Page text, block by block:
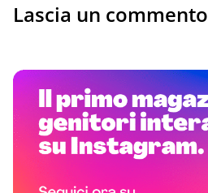
Lascia un commento